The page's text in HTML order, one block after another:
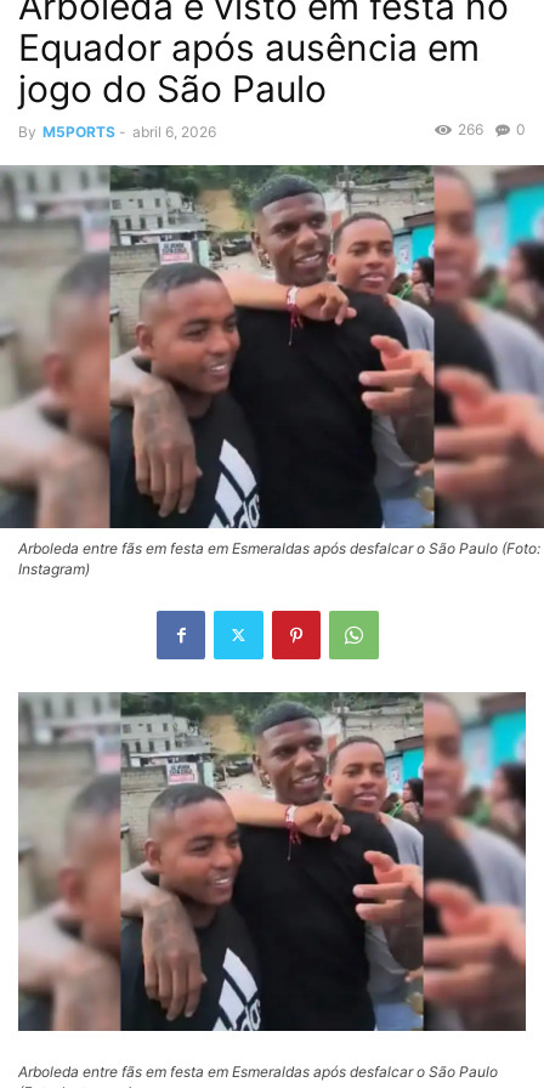
Equador após ausência em
jogo do São Paulo
By M5PORTS - abril 6, 2026 0
266
Arboleda entre fãs em festa em Esmeraldas após desfalcar o São Paulo (Foto:
Instagram)
Arboleda entre fãs em festa em Esmeraldas após desfalcar o São Paulo